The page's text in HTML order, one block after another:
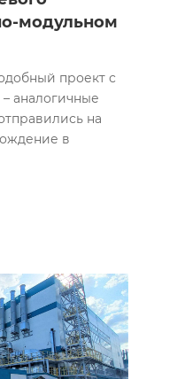
модульном
проект с
аналогичные
на
в